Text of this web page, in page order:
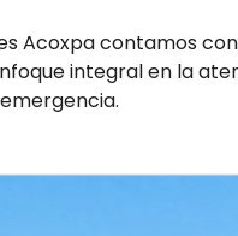
Acoxpa contamos
integral en la